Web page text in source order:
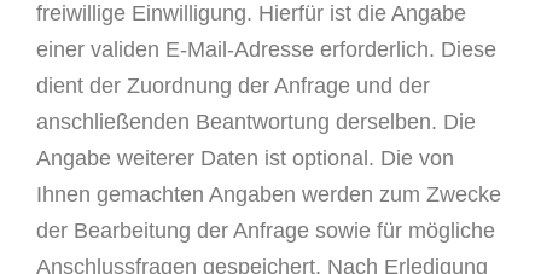
freiwillige Einwilligung. Hierfür ist die Angabe
einer validen E-Mail-Adresse erforderlich. Diese
dient der Zuordnung der Anfrage und der
anschließenden Beantwortung derselben. Die
Angabe weiterer Daten ist optional. Die von
Ihnen gemachten Angaben werden zum Zwecke
der Bearbeitung der Anfrage sowie für mögliche
Anschlussfragen gespeichert. Nach Erledigung